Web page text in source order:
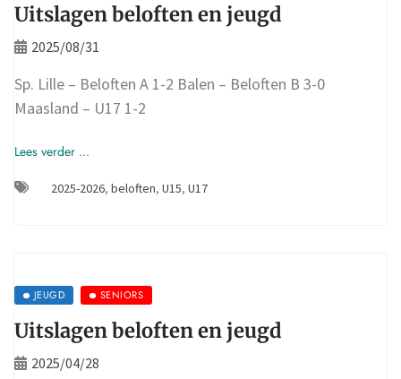
Uitslagen beloften en jeugd
2025/08/31
Sp. Lille – Beloften A 1-2 Balen – Beloften B 3-0
Maasland – U17 1-2
Lees verder ...
2025-2026, beloften, U15, U17
JEUGD SENIORS
Uitslagen beloften en jeugd
2025/04/28